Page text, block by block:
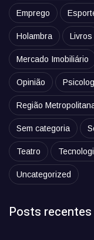
Emprego
Holambra Livros
Mercado Imobiliário
Opinião
Região
Sem categoria
Teatro
Uncategorized
Posts recentes